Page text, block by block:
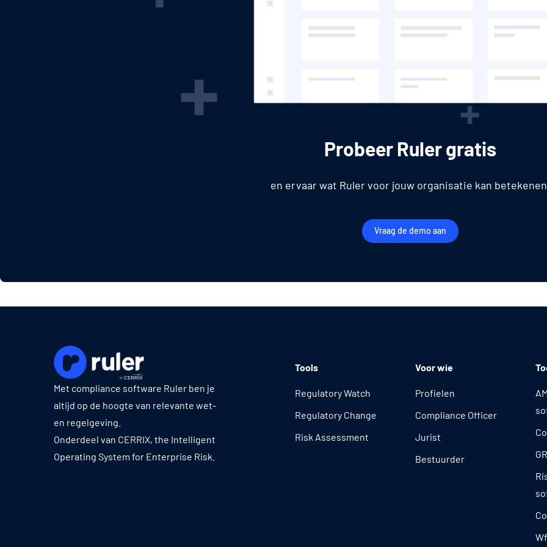
Probeer Ruler gratis
en ervaar wat Ruler voor jouw organisatie kan
Vraag de demo aan
Met compliance software Ruler ben je
altijd op de hoogte van relevante wet-
en regelgeving.
Onderdeel van CERRIX, the Intelligent
Operating System for Enterprise Risk.
Tools
Regulatory Watch
Regulatory Change
Risk Assessment
Voor wie
Profielen
Compliance Officer
Jurist
Bestuurder